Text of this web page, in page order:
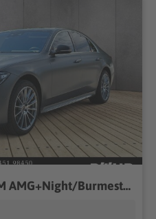
Mercedes-Benz S 580 4M AMG+Night/Burmester3D/Pano/Distronic